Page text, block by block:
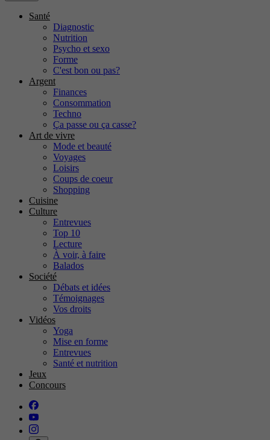
Santé
Diagnostic
Nutrition
Psycho et sexo
Forme
C'est bon ou pas?
Argent
Finances
Consommation
Techno
Ça passe ou ça casse?
Art de vivre
Mode et beauté
Voyages
Loisirs
Coups de coeur
Shopping
Cuisine
Culture
Entrevues
Top 10
Lecture
À voir, à faire
Balados
Société
Débats et idées
Témoignages
Vos droits
Vidéos
Yoga
Mise en forme
Entrevues
Santé et nutrition
Jeux
Concours